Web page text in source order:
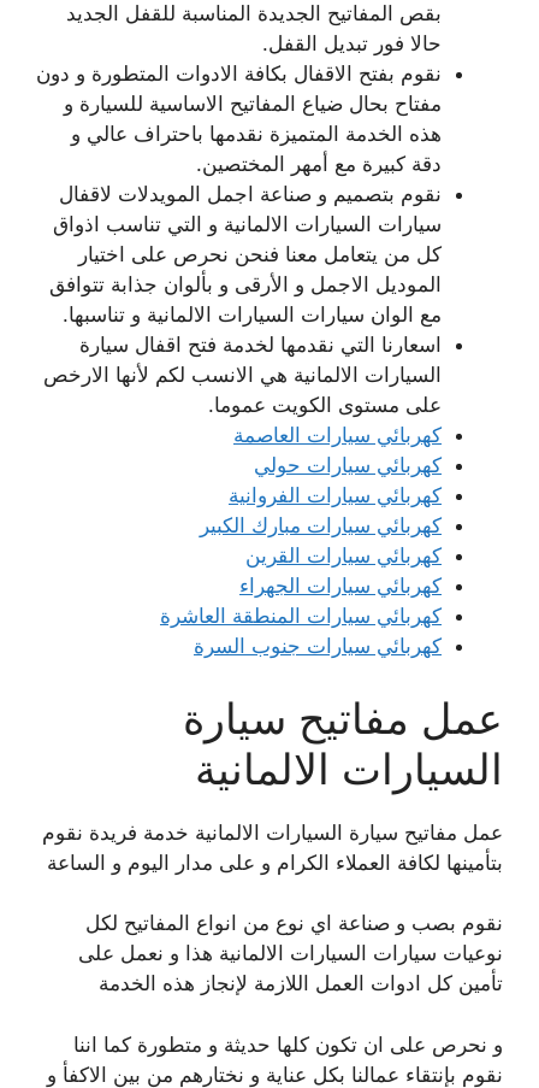
بقص المفاتيح الجديدة المناسبة للقفل الجديد
حالا فور تبديل القفل.
نقوم بفتح الاقفال بكافة الادوات المتطورة و دون
مفتاح بحال ضياع المفاتيح الاساسية للسيارة و
هذه الخدمة المتميزة نقدمها باحتراف عالي و
دقة كبيرة مع أمهر المختصين.
نقوم بتصميم و صناعة اجمل المويدلات لاقفال
سيارات السيارات الالمانية و التي تناسب اذواق
كل من يتعامل معنا فنحن نحرص على اختيار
الموديل الاجمل و الأرقى و بألوان جذابة تتوافق
مع الوان سيارات السيارات الالمانية و تناسبها.
اسعارنا التي نقدمها لخدمة فتح اقفال سيارة
السيارات الالمانية هي الانسب لكم لأنها الارخص
على مستوى الكويت عموما.
كهربائي سيارات العاصمة
كهربائي سيارات حولي
كهربائي سيارات الفروانية
كهربائي سيارات مبارك الكبير
كهربائي سيارات القرين
كهربائي سيارات الجهراء
كهربائي سيارات المنطقة العاشرة
كهربائي سيارات جنوب السرة
عمل مفاتيح سيارة
السيارات الالمانية
عمل مفاتيح سيارة السيارات الالمانية خدمة فريدة نقوم
بتأمينها لكافة العملاء الكرام و على مدار اليوم و الساعة
نقوم بصب و صناعة اي نوع من انواع المفاتيح لكل
نوعيات سيارات السيارات الالمانية هذا و نعمل على
تأمين كل ادوات العمل اللازمة لإنجاز هذه الخدمة
و نحرص على ان تكون كلها حديثة و متطورة كما اننا
نقوم بإنتقاء عمالنا بكل عناية و نختارهم من بين الاكفأ و